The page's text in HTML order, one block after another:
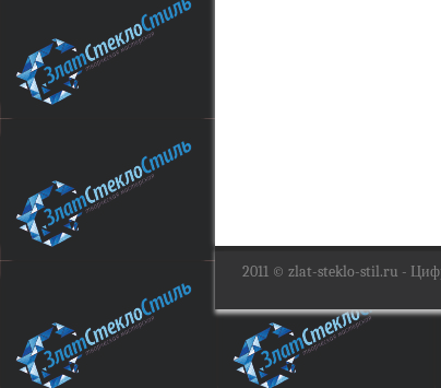
2011 © zlat-steklo-stil.ru -